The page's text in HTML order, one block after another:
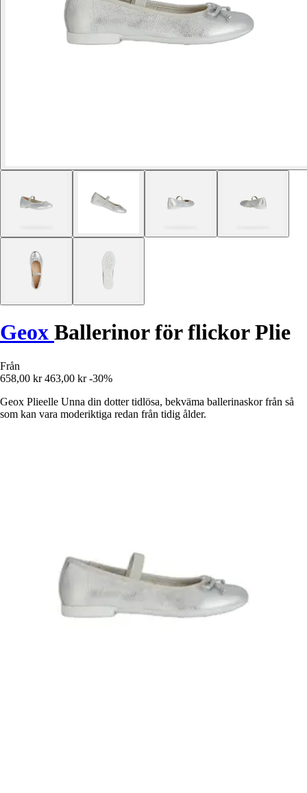
Geox Ballerinor för flickor Plie
Från
658,00 kr 463,00 kr -30%
Geox Plieelle Unna din dotter tidlösa, bekväma ballerinaskor från så
som kan vara moderiktiga redan från tidig ålder.